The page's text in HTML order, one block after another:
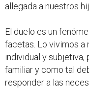
allegada a nuestros
El duelo es un
facetas. Lo vivimos a
individual y subjetiva,
familiar y como tal
responder a las